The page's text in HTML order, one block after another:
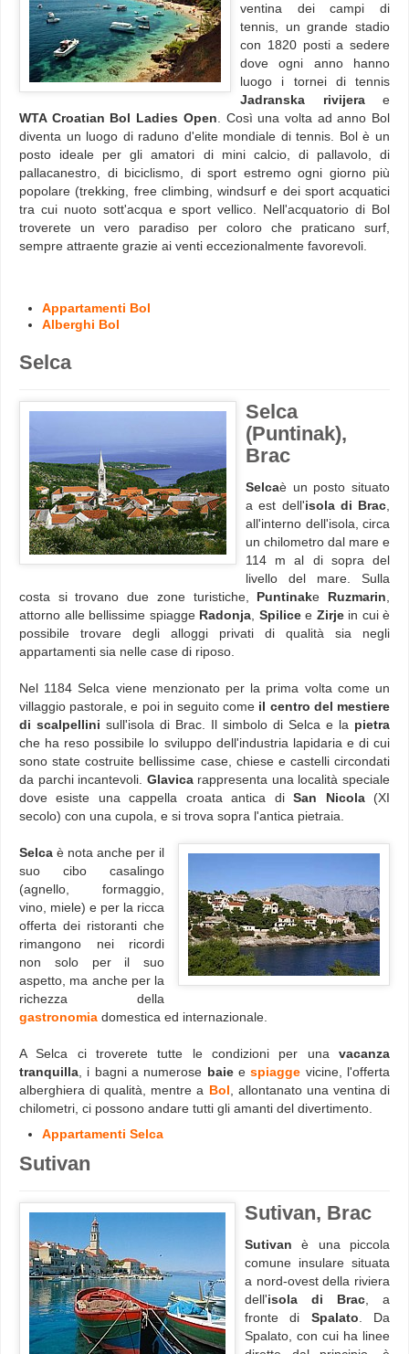
ventina dei campi di
tennis, un grande stadio
con 1820 posti a sedere
dove ogni anno hanno
luogo i tornei di tennis
Jadranska rivijerae
WTA Croatian Bol Ladies Open . Così una volta ad anno Bol
diventa un luogo di raduno d'elite mondiale di tennis. Bol è un
posto ideale per gli amatori di mini calcio, di pallavolo, di
pallacanestro, di biciclismo, di sport estremo ogni giorno più
popolare (trekking, free climbing, windsurf e dei sport acquatici
tra cui nuoto sott'acqua e sport vellico. Nell'acquatorio di Bol
troverete un vero paradiso per coloro che praticano surf,
sempre attraente grazie ai venti eccezionalmente favorevoli.
Appartamenti Bol
Alberghi Bol
Selca
Selca
(Puntinak),
Brac
Selcaè un posto situato
a est dell'isola di Brac
all'interno dell'isola, circa
un chilometro dal mare e
114 m al di sopra del
livello del mare. Sulla
costa si trovano due zone turistiche, Puntinake Ruzmarin
attorno alle bellissime spiagge Radonja Spilice e Zirje in cui è
possibile trovare degli alloggi privati di qualità sia negli
appartamenti sia nelle case di riposo.
Nel 1184 Selca viene menzionato per la prima volta come un
villaggio pastorale, e poi in seguito come il centro del mestiere
di scalpellini sull'isola di Brac. Il simbolo di Selca e la pietra
che ha reso possibile lo sviluppo dell'industria lapidaria e di cui
sono state costruite bellissime case, chiese e castelli circondati
da parchi incantevoli. Glavica rappresenta una località speciale
dove esiste una cappella croata antica diSan Nicola(XI
secolo) con una cupola, e si trova sopra l'antica pietraia.
Selca è nota anche per il
suo cibo casalingo
(agnello, formaggio,
vino, miele) e per la ricca
offerta dei ristoranti che
rimangono nei ricordi
non solo per il suo
aspetto, ma anche per la
richezza della
gastronomia domestica ed internazionale.
A Selca ci troverete tutte le condizioni per una vacanza
tranquilla , i bagni a numerose baieespiagge vicine, l'offerta
alberghiera di qualità, mentre a Bol , allontanato una ventina di
chilometri, ci possono andare tutti gli amanti del divertimento.
Appartamenti Selca
Sutivan
Sutivan, Brac
Sutivanè una piccola
comune insulare situata
a nord-ovest della riviera
dell'isola di Brac , a
fronte di Spalato . Da
Spalato, con cui ha linee